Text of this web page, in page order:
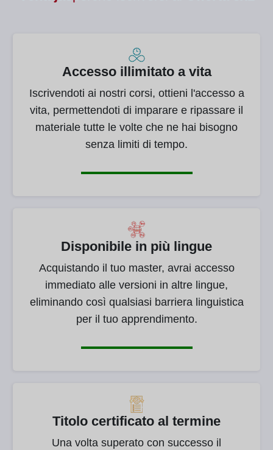
Accesso illimitato a vita
Iscrivendoti ai nostri corsi, ottieni l'accesso a
vita, permettendoti di imparare e ripassare il
materiale tutte le volte che ne hai bisogno
senza limiti di tempo.
Disponibile in più lingue
Acquistando il tuo master, avrai accesso
immediato alle versioni in altre lingue,
eliminando così qualsiasi barriera linguistica
per il tuo apprendimento.
Titolo certificato al termine
Una volta superato con successo il